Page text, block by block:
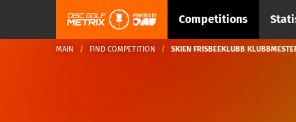
Competitions
MAIN FIND COMPETITION SKIEN FRISBEEKLUBB